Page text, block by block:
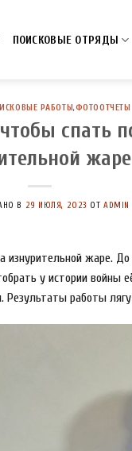
ПОИСКОВЫЕ ОТРЯДЫ
РАБОТЫ,ФОТООТЧЕТЫ
спать
В 29 ИЮЛЯ, 2023 ОТADMIN
жаре.
у истории войны
работы